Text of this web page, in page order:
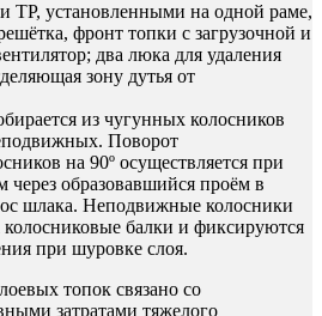
ТР, установленными на одной раме,
фронт топки с загрузочной и
два люка для удаления
зону дутья от
из чугунных колосников
Поворот
на 90º осуществляется при
образовавшийся проём в
шлака. Неподвижные колосники
балки и фиксируются
при шуровке слоя.
топок связано со
затратами тяжелого